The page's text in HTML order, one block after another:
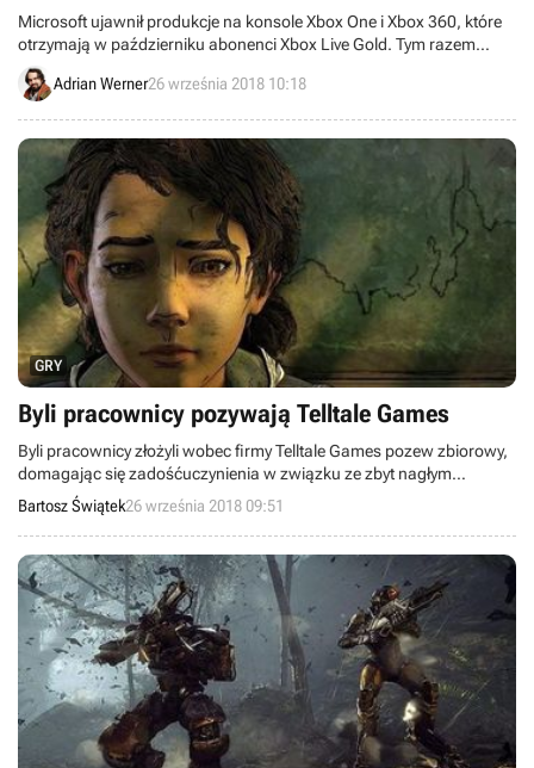
Microsoft ujawnił produkcje na konsole Xbox One i Xbox 360, które
otrzymają w październiku abonenci Xbox Live Gold. Tym razem
dostaniemy gry Hitman: Blood Money, Overcooked, Victor Vran oraz
Stuntman: Ignition.
Adrian Werner26 września 2018 10:18
GRY
Byli pracownicy pozywają Telltale Games
Byli pracownicy złożyli wobec firmy Telltale Games pozew zbiorowy,
domagając się zadośćuczynienia w związku ze zbyt nagłym
zwolnieniem. Podstawą jest kalifornijski akt prawny WARN.
Bartosz Świątek26 września 2018 09:51